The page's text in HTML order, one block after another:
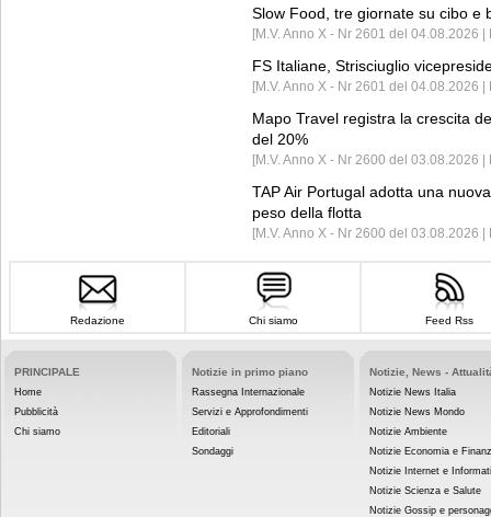
Slow Food, tre giornate su cibo e
[M.V. Anno X - Nr 2601 del 04.08.2026 |
FS Italiane, Strisciuglio
[M.V. Anno X - Nr 2601 del 04.08.2026 |
Mapo Travel registra la crescita
del 20%
[M.V. Anno X - Nr 2600 del 03.08.2026 |
TAP Air Portugal adotta una
peso della flotta
[M.V. Anno X - Nr 2600 del 03.08.2026
Redazione Chi siamo Feed Rss
PRINCIPALE
Home
Pubblicità
Chi siamo
Notizie in primo piano
Rassegna Internazionale
Servizi e Approfondimenti
Editoriali
Sondaggi
Notizie, News -
Notizie News Italia
Notizie News Mondo
Notizie Ambiente
Notizie Economia e
Notizie Internet e
Notizie Scienza e Salute
Notizie Gossip e